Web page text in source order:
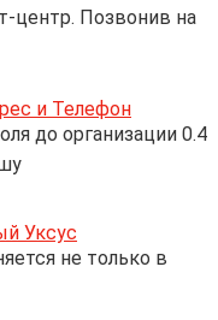
центр. Позвонив на
и Телефон
до организации 0.4
Уксус
не только в